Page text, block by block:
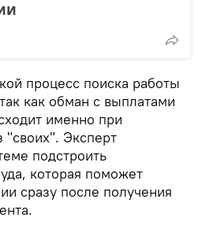
процесс поиска работы
как обман с выплатами
именно при
"своих". Эксперт
подстроить
которая поможет
сразу после получения